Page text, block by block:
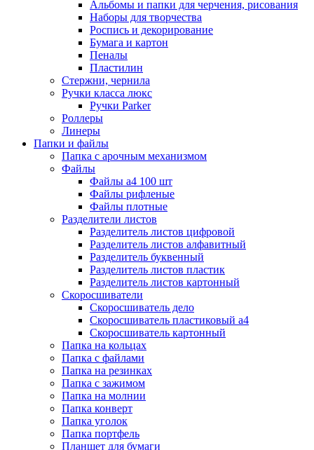
Альбомы и папки для черчения, рисования
Наборы для творчества
Роспись и декорирование
Бумага и картон
Пеналы
Пластилин
Стержни, чернила
Ручки класса люкс
Ручки Parker
Роллеры
Линеры
Папки и файлы
Папка с арочным механизмом
Файлы
Файлы а4 100 шт
Файлы рифленые
Файлы плотные
Разделители листов
Разделитель листов цифровой
Разделитель листов алфавитный
Разделитель буквенный
Разделитель листов пластик
Разделитель листов картонный
Скоросшиватели
Скоросшиватель дело
Скоросшиватель пластиковый а4
Скоросшиватель картонный
Папка на кольцах
Папка с файлами
Папка на резинках
Папка с зажимом
Папка на молнии
Папка конверт
Папка уголок
Папка портфель
Планшет для бумаги